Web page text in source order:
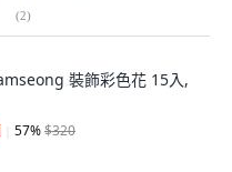
(2)
裝飾彩色花 15入,
57%$320